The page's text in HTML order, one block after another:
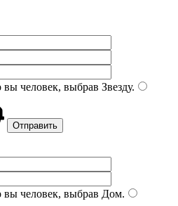
человек, выбрав Звезду.
человек, выбрав Дом.